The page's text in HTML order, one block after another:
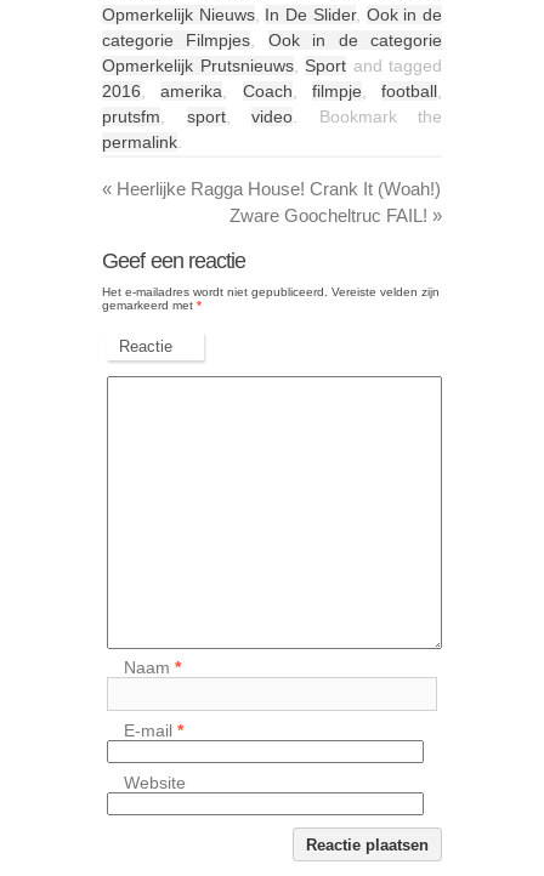
Opmerkelijk Nieuws, In De Slider, Ook in de
categorie Filmpjes
Ook in de categorie
Opmerkelijk Prutsnieuws, Sport and tagged
2016 ,amerika Coach filmpje football
prutsfm
sport, video . Bookmark the
permalink
« Heerlijke Ragga House! Crank It (Woah!)
Zware Goocheltruc FAIL! »
Geef een reactie
Het e-mailadres wordt niet gepubliceerd.
Vereiste velden zijn
gemarkeerd met *
Reactie
Naam*
E-mail*
Website